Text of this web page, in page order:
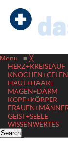
Menu ≡ ╳
HERZ+KREISLAUF
HAUT+HAARE
MAGEN+DARM
KOPF+KÖRPER
FRAUEN+MÄNNER
GEIST+SEELE
WISSENWERTES